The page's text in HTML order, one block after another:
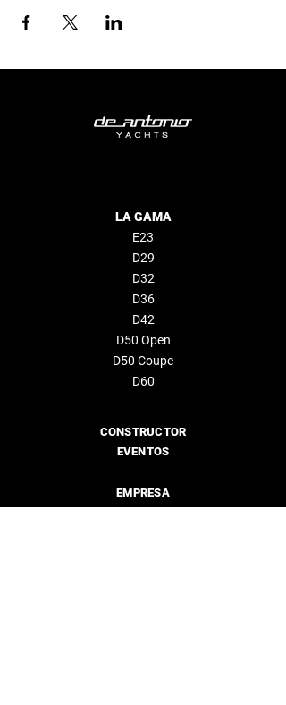
LA GAMA
E23
D29
D32
D36
D42
D50 Open
D50 Coupe
D60
CONSTRUCTOR
EVENTOS
EMPRESA